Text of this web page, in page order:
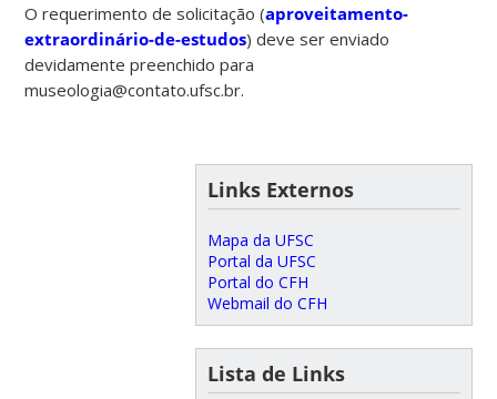
O requerimento de solicitação (aproveitamento-
extraordinário-de-estudos) deve ser enviado
devidamente preenchido para
museologia@contato.ufsc.br.
Links Externos
Mapa da UFSC
Portal da UFSC
Portal do CFH
Webmail do CFH
Lista de Links